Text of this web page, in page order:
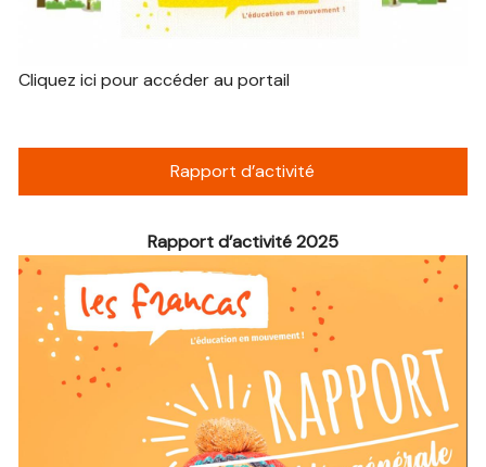
Cliquez ici pour accéder au portail
Rapport d’activité
Rapport d’activité 2025